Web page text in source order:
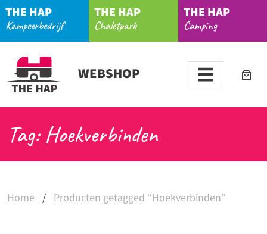
THE HAP
Kampeerbedrijf
THE HAP
Chaletpark
THE HAP
Camping
WEBSHOP
Tag: Hoekverbinden
Home / Producten getagged “Hoekverbinden”